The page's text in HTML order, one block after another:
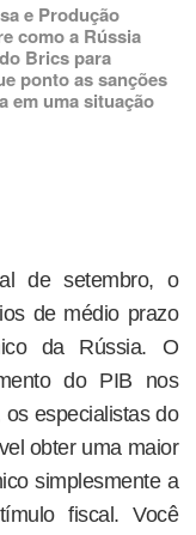
e Produção
como a Rússia
Brics para
ponto as sanções
em uma situação
de setembro, o
de médio prazo
da Rússia. O
do PIB nos
especialistas do
obter uma maior
simplesmente a
fiscal. Você